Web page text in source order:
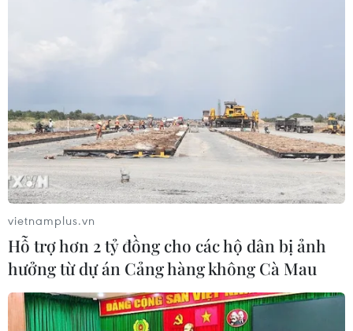
vietnamplus.vn
Hỗ trợ hơn 2 tỷ đồng cho các hộ dân bị ảnh
hưởng từ dự án Cảng hàng không Cà Mau